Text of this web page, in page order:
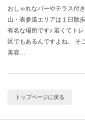
おしゃれなバーやテラス付
山・表参道エリアは１日散
有名な場所です♪ 若くてト
区でもあるんですよね。 そ
美容…
トップページに戻る